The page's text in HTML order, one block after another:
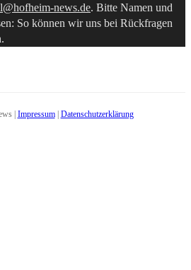
news.de. Bitte Namen und
So können wir uns bei Rückfragen
| Impressum| Datenschutzerklärung